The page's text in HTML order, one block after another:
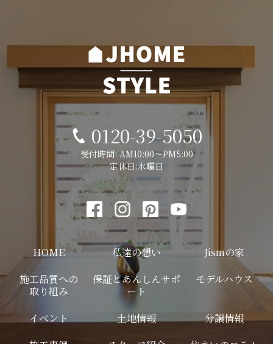
0120-39-5050
受付時間: AM10:00～PM5:00
定休日:水曜日
HOME 私達の想い
Jismの家
施工品質への
取り組み
保証とあんしんサポ
ート
モデルハウス
イベント 土地情報
分譲情報